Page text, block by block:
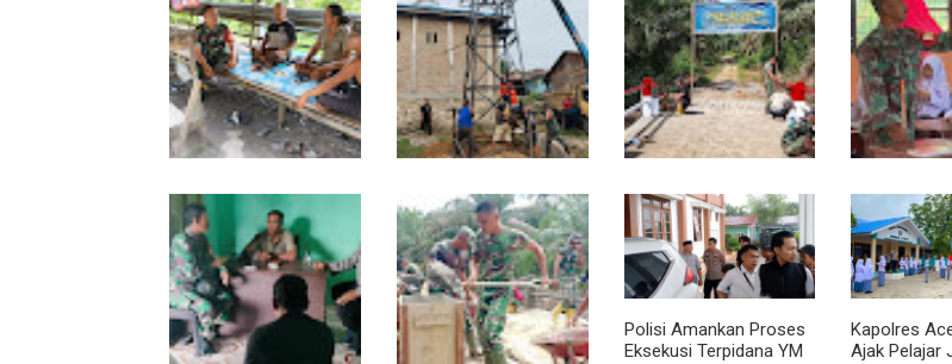
Lewat Komsos di
Warung Kopi, Babinsa
Bangun Sinergi dan
Kekompakan Warga
Progres TNI AD
Manunggal Air Dikebut,
Babinsa dan Warga
Dirikan Tower Polytank
di Belegen Mulia
Kodim 0118 Tancap Gas
Rampungkan Finishing
Jembatan Garuda
Melalui
Babinsa
dan Jiwa
Pelajar
Polisi Amankan Proses
Eksekusi Terpidana YM
Kapolres
Ajak Pelajar